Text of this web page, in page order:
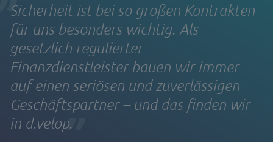
Sicherheit ist bei so großen Kontrakten
für uns besonders wichtig. Als
gesetzlich regulierter
Finanzdienstleister bauen wir immer
auf einen seriösen und zuverlässigen
Geschäftspartner – und das finden wir
in d.velop.